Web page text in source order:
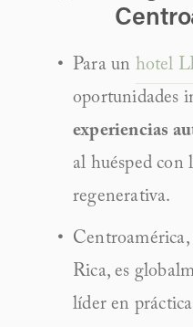
Para un hotel
oportunidades
experiencias
al huésped
regenerativa.
Rica, es
líder en